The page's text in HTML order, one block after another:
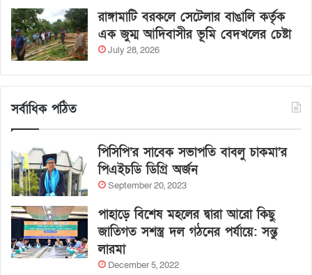
রাঙ্গামাটি বরকলে সেটেলার বাঙালি কর্তৃক
এক জুম্ম আদিবাসীর ভূমি বেদখলের চেষ্টা
July 28, 2026
সর্বাধিক পঠিত
পিসিপি’র সাবেক সভাপতি বাবলু চাকমা’র
পিএইচডি ডিগ্রি অর্জন
September 20, 2023
পাহাড়ে বিশেষ মহলের দ্বারা আরো কিছু
জাতিগত সশস্ত্র দল গঠনের পর্যায়ে: সন্তু
লারমা
December 5, 2022